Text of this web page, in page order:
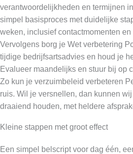
verantwoordelijkheden en termijnen
simpel basisproces met duidelijke
weken, inclusief contactmomenten
Vervolgens borg je Wet verbetering
tijdige bedrijfsartsadvies en houd je
Evalueer maandelijks en stuur bij op
Zo kun je verzuimbeleid verbeteren
ruis. Wil je versnellen, dan kunnen
draaiend houden, met heldere
Kleine stappen met groot effect
Een simpel belscript voor dag één,